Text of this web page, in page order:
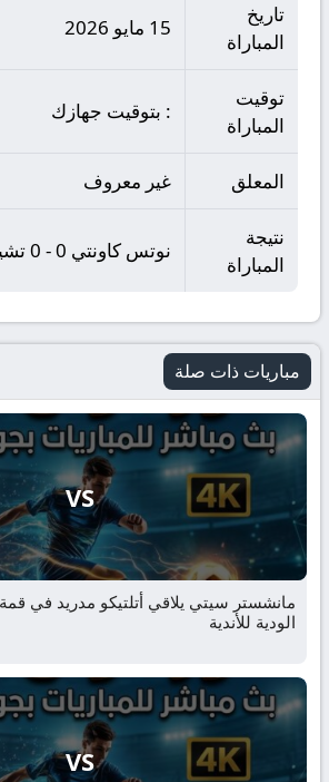
تاريخ
المباراة
15 مايو 2026
توقيت
المباراة
: بتوقيت جهازك
المعلق غير معروف
نتيجة
المباراة
نوتس كاونتي 0 - 0 تشيسترفيلد
مباريات ذات صلة
VS
مانشستر سيتي يلاقي أتلتيكو مدريد في قمة
الودية للأندية
VS